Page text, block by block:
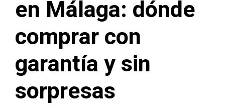
en Málaga: dónde
comprar con
garantía y sin
sorpresas